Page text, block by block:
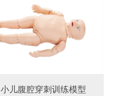
小儿腹腔穿刺训练模型